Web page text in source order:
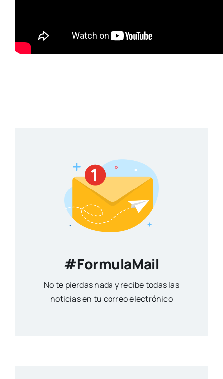
#FormulaMail
No te pierdas nada y recibe todas las
noticias en tu correo electrónico